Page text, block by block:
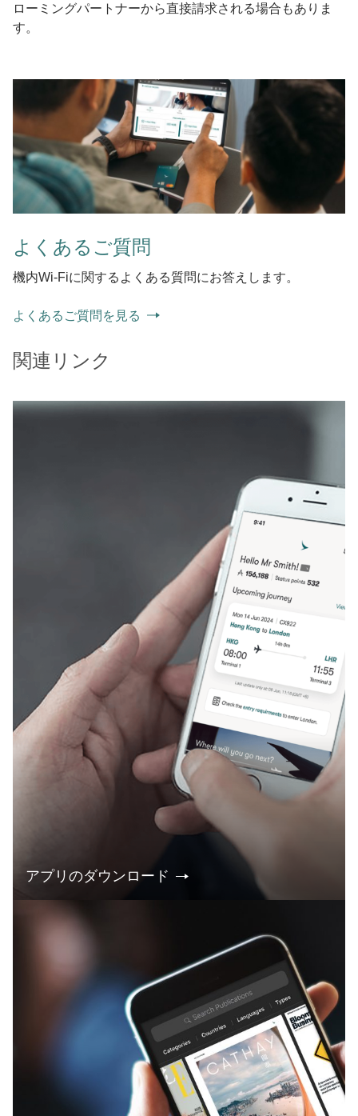
ローミングパートナーから直接請求される場合もありま
す。
よくあるご質問
機内Wi-Fiに関するよくある質問にお答えします。
よくあるご質問を見る
関連リンク
アプリのダウンロード